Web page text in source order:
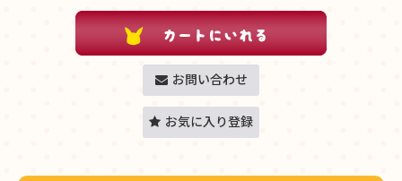
お問い合わせ
お気に入り登録